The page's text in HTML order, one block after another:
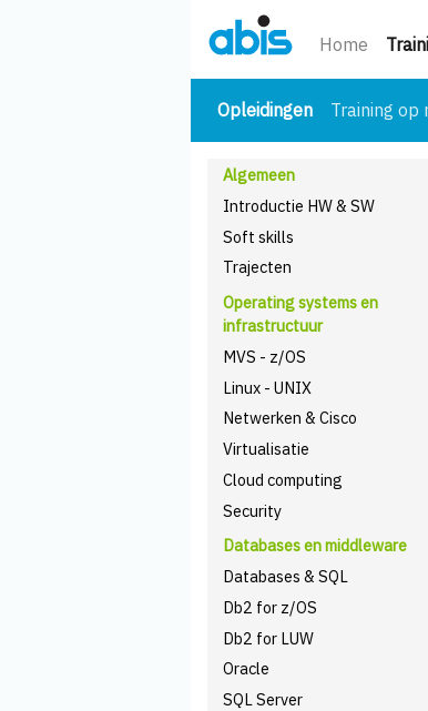
Home
Opleidingen(huidige)
Training op
Algemeen
Introductie HW & SW
Soft skills
Trajecten
Operating systems en
infrastructuur
MVS - z/OS
Linux - UNIX
Netwerken & Cisco
Virtualisatie
Cloud computing
Security
Databases en middleware
Databases & SQL
Db2 for z/OS
Db2 for LUW
Oracle
SQL Server